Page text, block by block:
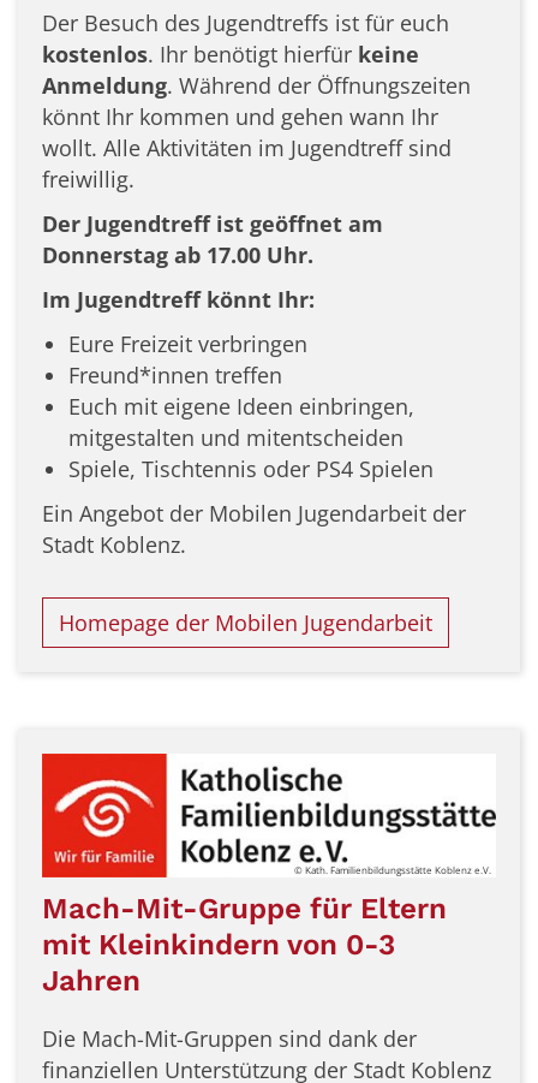
Der Besuch des Jugendtreffs ist für euch
kostenlos. Ihr benötigt hierfür keine
Anmeldung. Während der Öffnungszeiten
könnt Ihr kommen und gehen wann Ihr
wollt. Alle Aktivitäten im Jugendtreff sind
freiwillig.
Der Jugendtreff ist geöffnet am
Donnerstag ab 17.00 Uhr.
Im Jugendtreff könnt Ihr:
Eure Freizeit verbringen
Freund*innen treffen
Euch mit eigene Ideen einbringen,
mitgestalten und mitentscheiden
Spiele, Tischtennis oder PS4 Spielen
Ein Angebot der Mobilen Jugendarbeit der
Stadt Koblenz.
Homepage der Mobilen Jugendarbeit
© Kath. Familienbildungsstätte Koblenz e.V.
Mach-Mit-Gruppe für Eltern
mit Kleinkindern von 0-3
Jahren
Die Mach-Mit-Gruppen sind dank der
finanziellen Unterstützung der Stadt Koblenz